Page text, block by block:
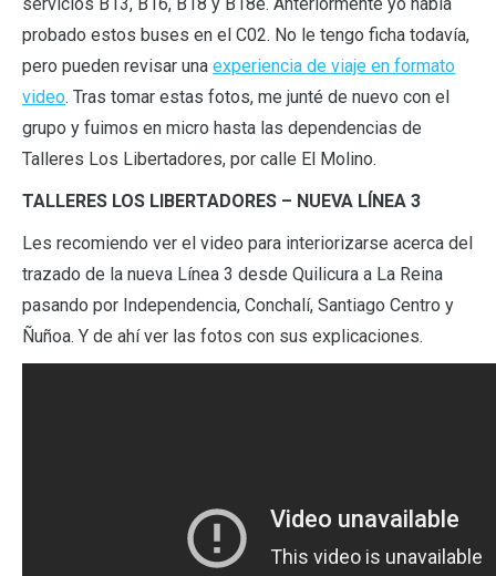
probado estos buses en el C02. No le tengo ficha todavía,
pero pueden revisar una experiencia de viaje en formato
video. Tras tomar estas fotos, me junté de nuevo con el
grupo y fuimos en micro hasta las dependencias de
Talleres Los Libertadores, por calle El Molino.
TALLERES LOS LIBERTADORES – NUEVA LÍNEA 3
Les recomiendo ver el video para interiorizarse acerca del
trazado de la nueva Línea 3 desde Quilicura a La Reina
pasando por Independencia, Conchalí, Santiago Centro y
Ñuñoa. Y de ahí ver las fotos con sus explicaciones.